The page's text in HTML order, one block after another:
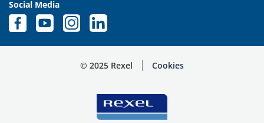
Social Media
© 2025 Rexel Cookies